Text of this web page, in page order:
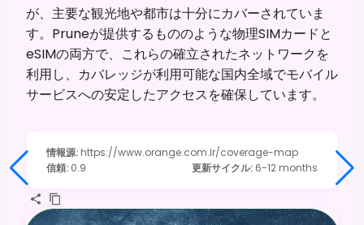
が、主要な観光地や都市は十分にカバーされていま
す。Pruneが提供するもののような物理SIMカードと
eSIMの両方で、これらの確立されたネットワークを
利用し、カバレッジが利用可能な国内全域でモバイル
サービスへの安定したアクセスを確保しています。
情報源: https://www.orange.com.lr/coverage-map
信頼: 0.9 更新サイクル: 6-12 months